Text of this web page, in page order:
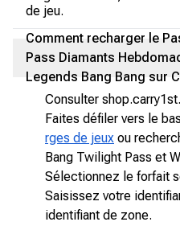
de jeu.
Comment recharger le
Pass Diamants
Legends Bang Bang sur
Consulter
Faites défiler vers le
rges de jeux ou
Bang Twilight Pass et
Sélectionnez le forfait
Saisissez votre
identifiant de zone.